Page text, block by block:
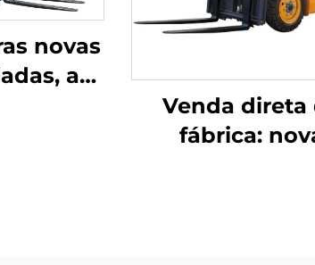
novas
a
Venda direta
fábrica: